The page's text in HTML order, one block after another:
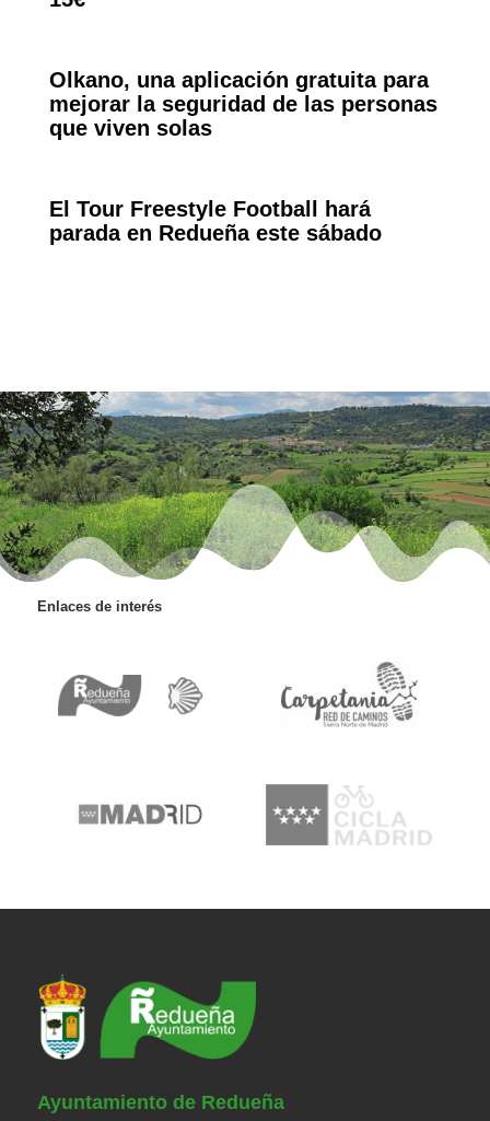
Olkano, una aplicación gratuita para
mejorar la seguridad de las personas
que viven solas
El Tour Freestyle Football hará
parada en Redueña este sábado
Enlaces de interés
Ayuntamiento de Redueña